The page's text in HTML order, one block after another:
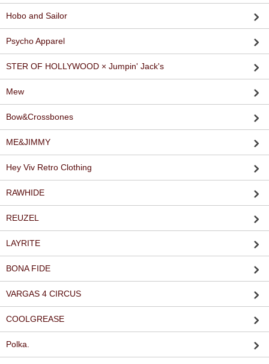
Hobo and Sailor
Psycho Apparel
STER OF HOLLYWOOD × Jumpin' Jack's
Mew
Bow&Crossbones
ME&JIMMY
Hey Viv Retro Clothing
RAWHIDE
REUZEL
LAYRITE
BONA FIDE
VARGAS 4 CIRCUS
COOLGREASE
Polka.